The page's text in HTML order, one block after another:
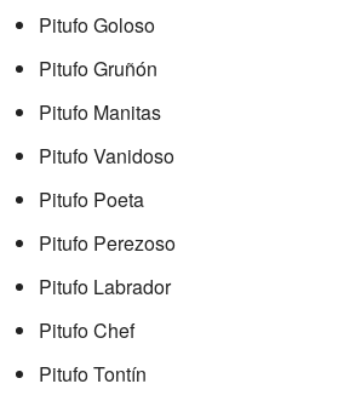
Pitufo Goloso
Pitufo Gruñón
Pitufo Manitas
Pitufo Vanidoso
Pitufo Poeta
Pitufo Perezoso
Pitufo Labrador
Pitufo Chef
Pitufo Tontín